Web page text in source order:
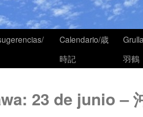
Calendario/歳
時記
羽鶴
23 de junio –